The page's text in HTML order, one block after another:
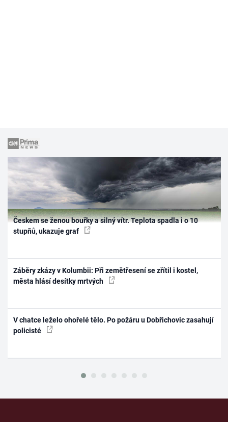
Českem se ženou bouřky a silný vítr. Teplota spadla i o 10
stupňů, ukazuje graf
Záběry zkázy v Kolumbii: Při zemětřesení se zřítil i kostel,
města hlásí desítky mrtvých
V chatce leželo ohořelé tělo. Po požáru u Dobřichovic zasahují
policisté